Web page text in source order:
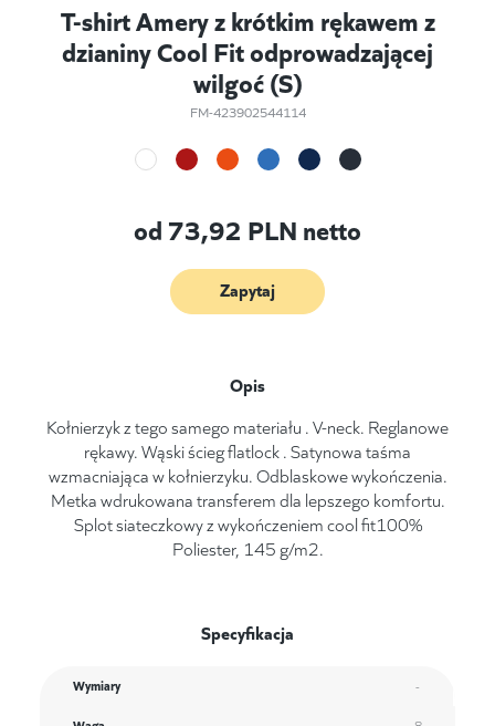
T-shirt Amery z krótkim rękawem z
dzianiny Cool Fit odprowadzającej
wilgoć (S)
FM-423902544114
od 73,92 PLN netto
Zapytaj
Opis
Kołnierzyk z tego samego materiału . V-neck. Reglanowe
rękawy. Wąski ścieg flatlock . Satynowa taśma
wzmacniająca w kołnierzyku. Odblaskowe wykończenia.
Metka wdrukowana transferem dla lepszego komfortu.
Splot siateczkowy z wykończeniem cool fit100%
Poliester, 145 g/m2.
Specyfikacja
Wymiary -